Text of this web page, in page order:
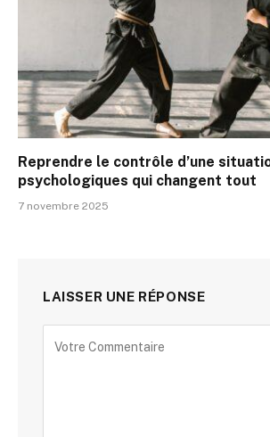
Reprendre le contrôle d’une
psychologiques qui changent tout
7 novembre 2025
LAISSER UNE RÉPONSE